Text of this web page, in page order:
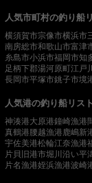
人気市町村の釣り船
横須賀市宗像市横浜市
南房総市和歌山市富津
糸島市小浜市福岡市知
足柄下郡湯河原町江戸
長岡市平塚市銚子市境
人気港の釣り船リスト
神湊港大原港鐘崎漁港
真鶴港 腰越漁港鹿嶋新
宇佐美港松輪江奈漁港
片貝旧港市堀川沿い平
片名漁港姪浜漁港波崎